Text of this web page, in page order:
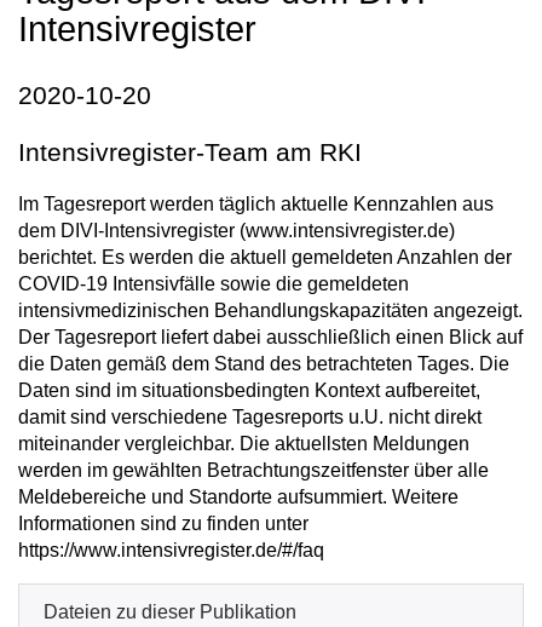
Intensivregister
2020-10-20
Intensivregister-Team am RKI
Im Tagesreport werden täglich aktuelle Kennzahlen aus
dem DIVI-Intensivregister (www.intensivregister.de)
berichtet. Es werden die aktuell gemeldeten Anzahlen der
COVID-19 Intensivfälle sowie die gemeldeten
intensivmedizinischen Behandlungskapazitäten angezeigt.
Der Tagesreport liefert dabei ausschließlich einen Blick auf
die Daten gemäß dem Stand des betrachteten Tages. Die
Daten sind im situationsbedingten Kontext aufbereitet,
damit sind verschiedene Tagesreports u.U. nicht direkt
miteinander vergleichbar. Die aktuellsten Meldungen
werden im gewählten Betrachtungszeitfenster über alle
Meldebereiche und Standorte aufsummiert. Weitere
Informationen sind zu finden unter
https://www.intensivregister.de/#/faq
Dateien zu dieser Publikation